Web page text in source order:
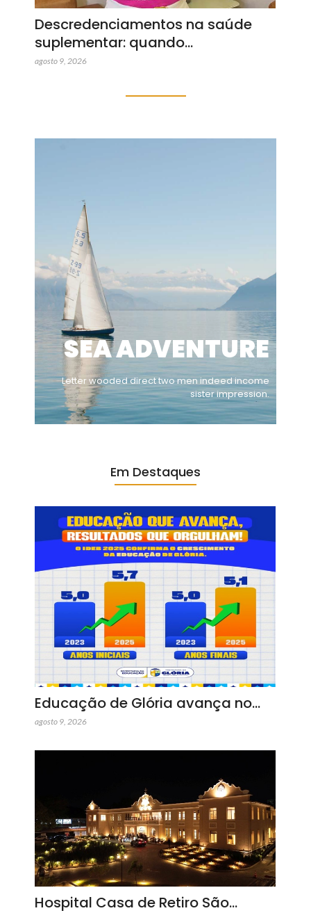
Descredenciamentos na saúde
suplementar: quando…
agosto 9, 2026
SEA ADVENTURE
Letter wooded direct two men indeed income
sister impression.
Em Destaques
Educação de Glória avança no…
agosto 9, 2026
Hospital Casa de Retiro São…